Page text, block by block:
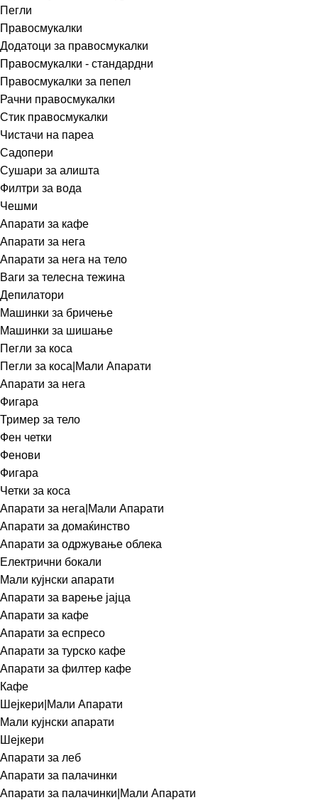
Пегли
Правосмукалки
Додатоци за правосмукалки
Правосмукалки - стандардни
Правосмукалки за пепел
Рачни правосмукалки
Стик правосмукалки
Чистачи на пареа
Садопери
Сушари за алишта
Филтри за вода
Чешми
Апарати за кафе
Апарати за нега
Апарати за нега на тело
Ваги за телесна тежина
Депилатори
Машинки за бричење
Машинки за шишање
Пегли за коса
Пегли за коса|Мали Апарати
Апарати за нега
Фигара
Тример за тело
Фен четки
Фенови
Фигара
Четки за коса
Апарати за нега|Мали Апарати
Апарати за домаќинство
Апарати за одржување облека
Електрични бокали
Мали кујнски апарати
Апарати за варење јајца
Апарати за кафе
Апарати за еспресо
Апарати за турско кафе
Апарати за филтер кафе
Кафе
Шејкери|Мали Апарати
Мали кујнски апарати
Шејкери
Апарати за леб
Апарати за палачинки
Апарати за палачинки|Мали Апарати